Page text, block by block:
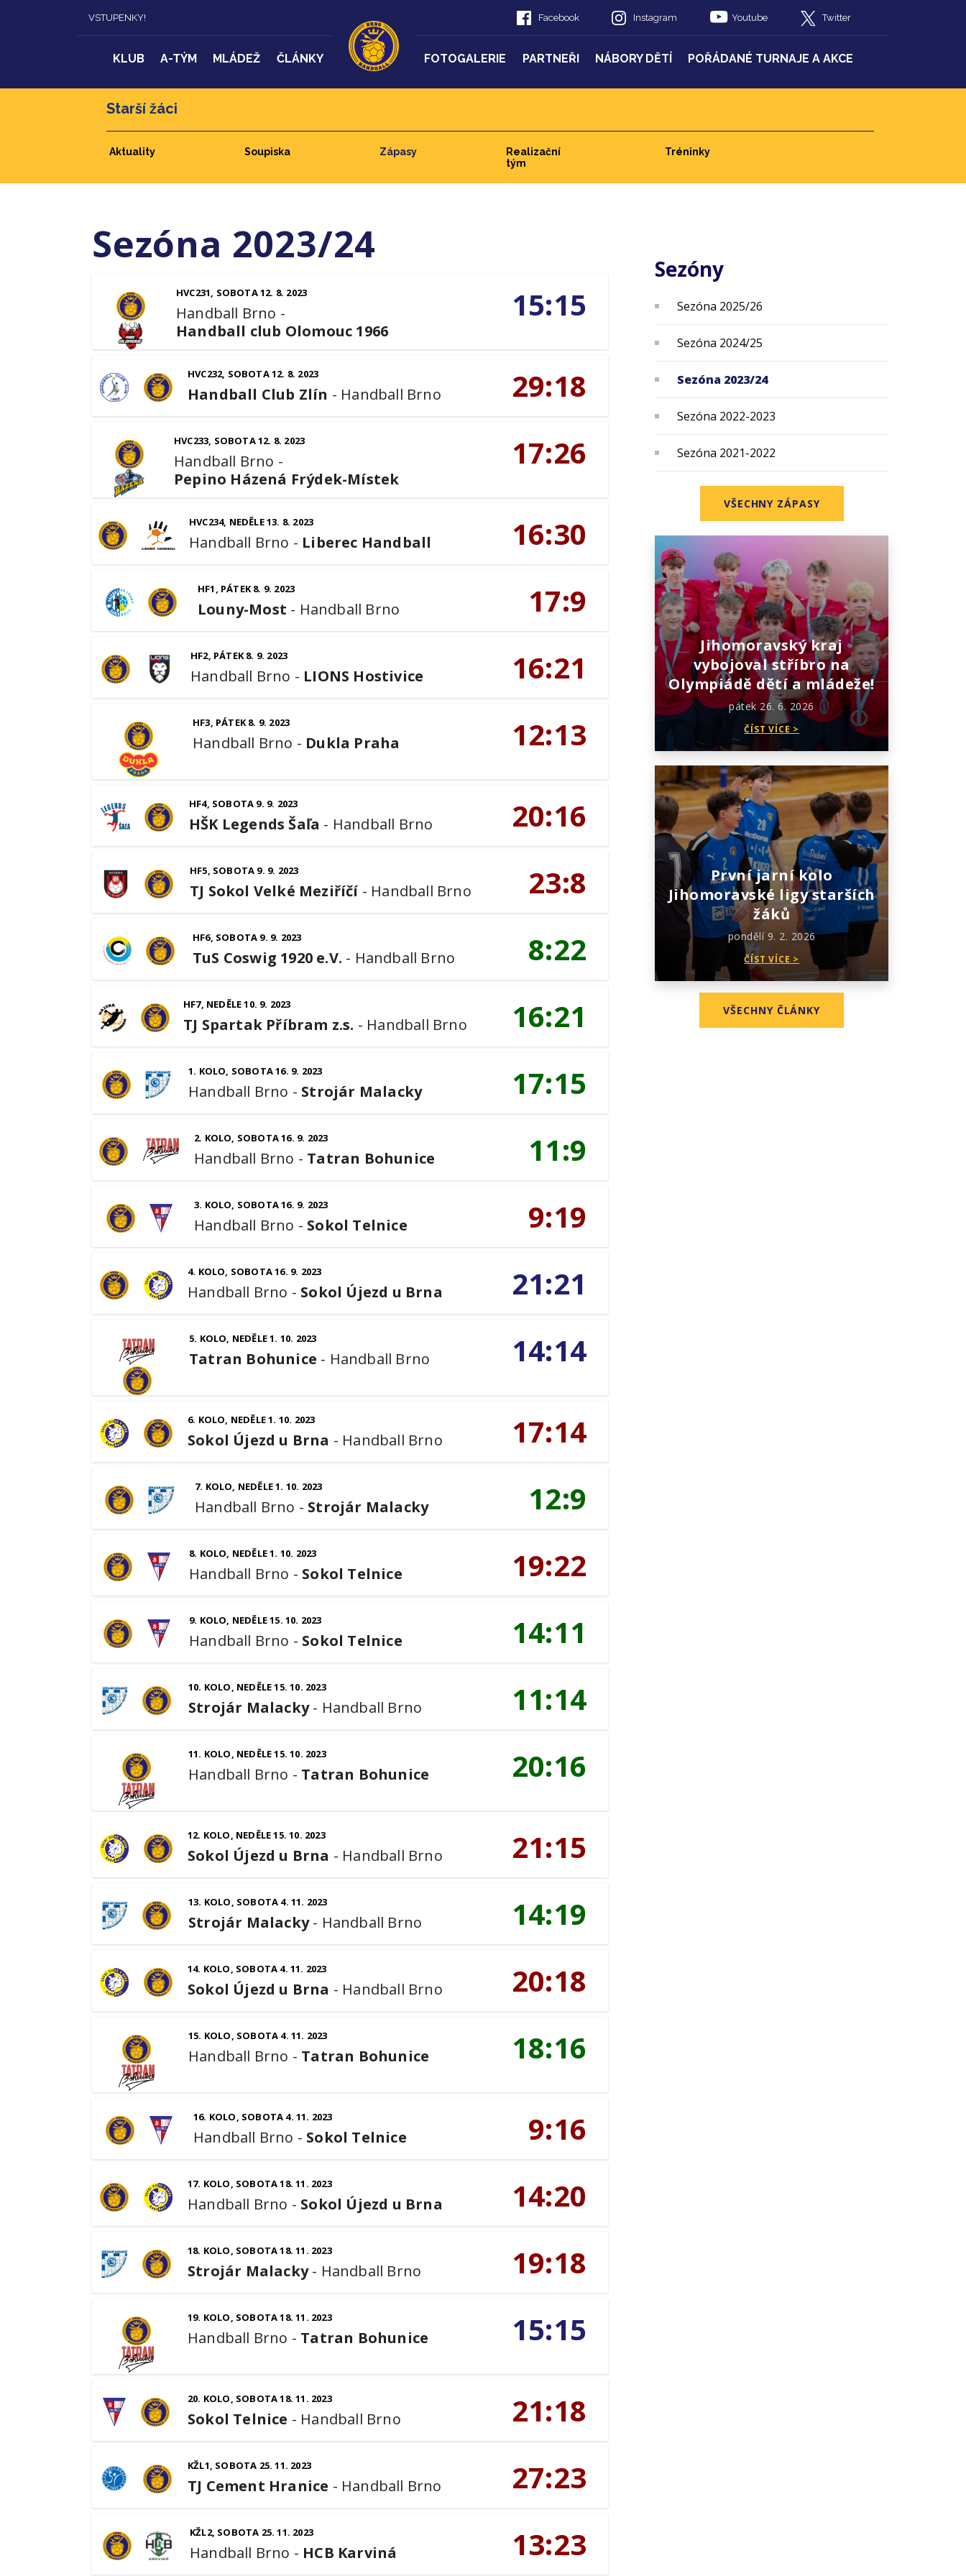
VSTUPENKY! Facebook Instagram Youtube Twitter
KLUB A-TÝM MLÁDEŽ ČLÁNKY FOTOGALERIE PARTNEŘI NÁBORY DĚTÍ POŘÁDANÉ TURNAJE A AKCE
Starší žáci
Aktuality Soupiska Zápasy
Realizační
tým
Tréninky
Sezóna 2023/24
HVC231, SOBOTA 12. 8. 2023
Handball Brno -
Handball club Olomouc 1966
15:15
HVC232, SOBOTA 12. 8. 2023
Handball Club Zlín - Handball Brno 29:18
HVC233, SOBOTA 12. 8. 2023
Handball Brno -
Pepino Házená Frýdek-Místek
17:26
HVC234, NEDĚLE 13. 8. 2023
Handball Brno - Liberec Handball 16:30
HF1, PÁTEK 8. 9. 2023
Louny-Most - Handball Brno 17:9
HF2, PÁTEK 8. 9. 2023
Handball Brno - LIONS Hostivice 16:21
HF3, PÁTEK 8. 9. 2023
Handball Brno - Dukla Praha 12:13
HF4, SOBOTA 9. 9. 2023
HŠK Legends Šaľa - Handball Brno 20:16
HF5, SOBOTA 9. 9. 2023
TJ Sokol Velké Meziříčí- Handball Brno 23:8
HF6, SOBOTA 9. 9. 2023
TuS Coswig 1920 e.V. - Handball Brno 8:22
HF7, NEDĚLE 10. 9. 2023
TJ Spartak Příbram z.s. - Handball Brno 16:21
1. KOLO, SOBOTA 16. 9. 2023
Handball Brno - Strojár Malacky 17:15
2. KOLO, SOBOTA 16. 9. 2023
Handball Brno - Tatran Bohunice 11:9
3. KOLO, SOBOTA 16. 9. 2023
Handball Brno - Sokol Telnice 9:19
4. KOLO, SOBOTA 16. 9. 2023
Handball Brno - Sokol Újezd u Brna 21:21
5. KOLO, NEDĚLE 1. 10. 2023
Tatran Bohunice - Handball Brno 14:14
6. KOLO, NEDĚLE 1. 10. 2023
Sokol Újezd u Brna - Handball Brno 17:14
7. KOLO, NEDĚLE 1. 10. 2023
Handball Brno - Strojár Malacky 12:9
8. KOLO, NEDĚLE 1. 10. 2023
Handball Brno - Sokol Telnice 19:22
9. KOLO, NEDĚLE 15. 10. 2023
Handball Brno - Sokol Telnice 14:11
10. KOLO, NEDĚLE 15. 10. 2023
Strojár Malacky- Handball Brno 11:14
11. KOLO, NEDĚLE 15. 10. 2023
Handball Brno - Tatran Bohunice 20:16
12. KOLO, NEDĚLE 15. 10. 2023
Sokol Újezd u Brna - Handball Brno 21:15
13. KOLO, SOBOTA 4. 11. 2023
Strojár Malacky- Handball Brno 14:19
14. KOLO, SOBOTA 4. 11. 2023
Sokol Újezd u Brna - Handball Brno 20:18
15. KOLO, SOBOTA 4. 11. 2023
Handball Brno - Tatran Bohunice 18:16
16. KOLO, SOBOTA 4. 11. 2023
Handball Brno - Sokol Telnice 9:16
17. KOLO, SOBOTA 18. 11. 2023
Handball Brno - Sokol Újezd u Brna 14:20
18. KOLO, SOBOTA 18. 11. 2023
Strojár Malacky- Handball Brno 19:18
19. KOLO, SOBOTA 18. 11. 2023
Handball Brno - Tatran Bohunice 15:15
20. KOLO, SOBOTA 18. 11. 2023
Sokol Telnice - Handball Brno 21:18
KŽL1, SOBOTA 25. 11. 2023
TJ Cement Hranice - Handball Brno 27:23
KŽL2, SOBOTA 25. 11. 2023
Handball Brno - HCB Karviná 13:23
Sezóny
Sezóna 2025/26
Sezóna 2024/25
Sezóna 2023/24
Sezóna 2022-2023
Sezóna 2021-2022
VŠECHNY ZÁPASY
Jihomoravský kraj
vybojoval stříbro na
Olympiádě dětí a mládeže!
pátek 26. 6. 2026
ČÍST VÍCE >
První jarní kolo
Jihomoravské ligy starších
žáků
pondělí 9. 2. 2026
ČÍST VÍCE >
VŠECHNY ČLÁNKY